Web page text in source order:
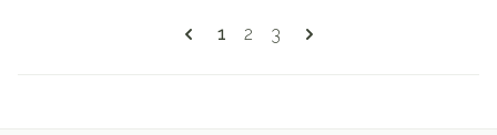
Pagina's
U lees momenteel pagina
1 Pagina
2 Pagina
3